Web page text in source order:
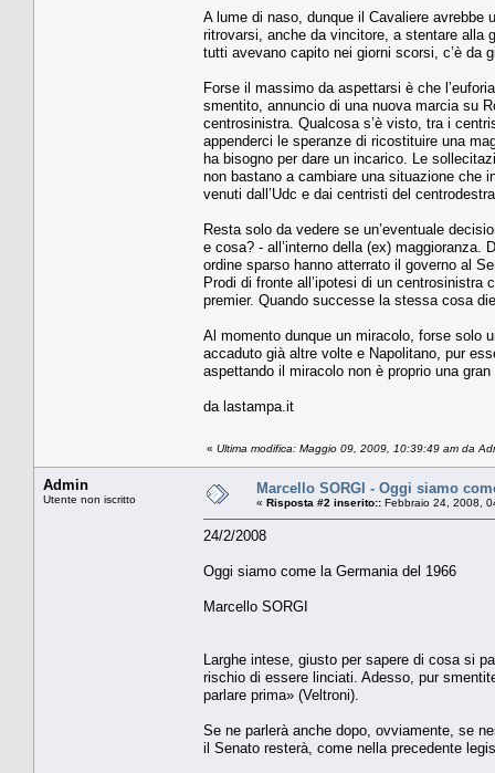
A lume di naso, dunque il Cavaliere avrebbe
ritrovarsi, anche da vincitore, a stentare alla
tutti avevano capito nei giorni scorsi, c’è da
Forse il massimo da aspettarsi è che
smentito, annuncio di una nuova marcia su
centrosinistra. Qualcosa s’è visto, tra i
appenderci le speranze di ricostituire una
ha bisogno per dare un incarico. Le
non bastano a cambiare una situazione che
venuti dall’Udc e dai centristi del
Resta solo da vedere se un’eventuale
e cosa? - all’interno della (ex)
ordine sparso hanno atterrato il governo al
Prodi di fronte all’ipotesi di un
premier. Quando successe la stessa cosa
Al momento dunque un miracolo, forse solo
accaduto già altre volte e Napolitano, pur
aspettando il miracolo non è proprio una
da lastampa.it
« Ultima modifica: Maggio 09, 2009, 10:39:49 am da
Admin
Utente non iscritto
Marcello SORGI - Oggi siamo
« Risposta #2 inserito:: Febbraio 24, 2008,
24/2/2008
Oggi siamo come la Germania del 1966
Marcello SORGI
Larghe intese, giusto per sapere di cosa si
rischio di essere linciati. Adesso, pur
parlare prima» (Veltroni).
Se ne parlerà anche dopo, ovviamente, se
il Senato resterà, come nella precedente